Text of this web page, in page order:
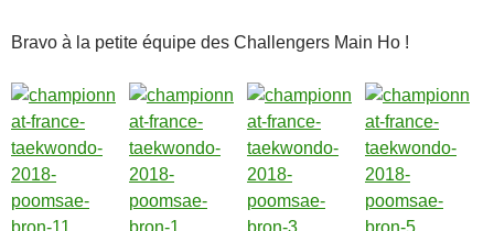
Bravo à la petite équipe des Challengers Main Ho !